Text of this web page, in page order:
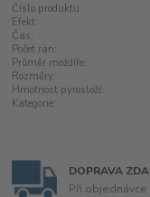
Číslo produktu:
Efekt:
Čas:
Počet ran:
Průměr moždíře:
Rozměry:
Hmotnost pyrosloží:
Kategorie:
DOPRAVA
Při objednávce